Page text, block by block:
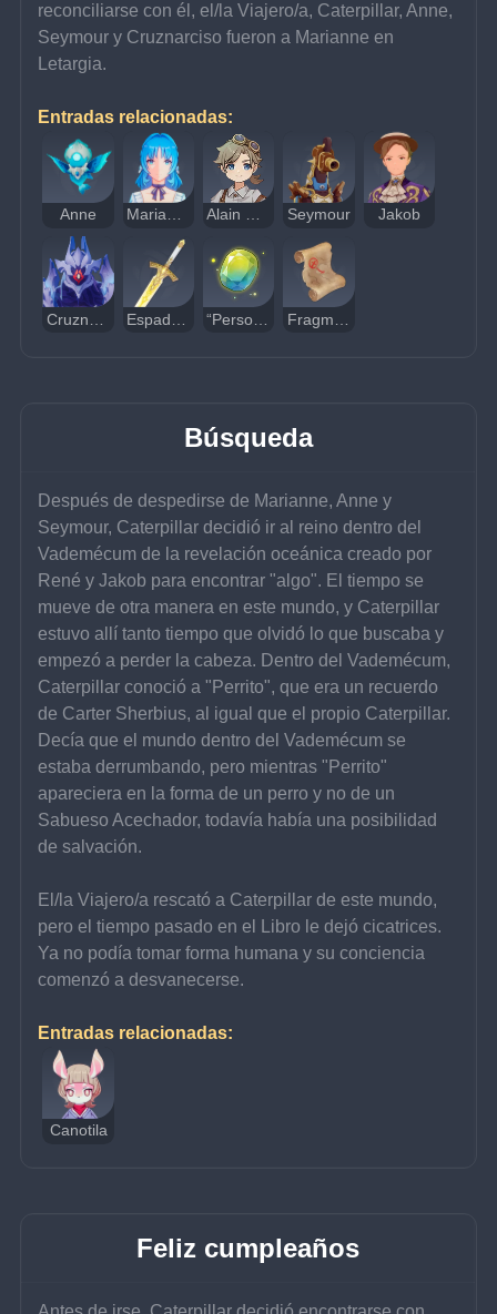
reconciliarse con él, el/la Viajero/a, Caterpillar, Anne,
Seymour y Cruznarciso fueron a Marianne en
Letargia.
Entradas relacionadas:
Anne Marianne Alain Guillotin Seymour Jakob
Búsqueda
Después de despedirse de Marianne, Anne y
Seymour, Caterpillar decidió ir al reino dentro del
Vademécum de la revelación oceánica creado por
René y Jakob para encontrar "algo". El tiempo se
mueve de otra manera en este mundo, y Caterpillar
estuvo allí tanto tiempo que olvidó lo que buscaba y
empezó a perder la cabeza. Dentro del Vademécum,
Caterpillar conoció a "Perrito", que era un recuerdo
de Carter Sherbius, al igual que el propio Caterpillar.
Decía que el mundo dentro del Vademécum se
estaba derrumbando, pero mientras "Perrito"
apareciera en la forma de un perro y no de un
Sabueso Acechador, todavía había una posibilidad
de salvación.
El/la Viajero/a rescató a Caterpillar de este mundo,
pero el tiempo pasado en el Libro le dejó cicatrices.
Ya no podía tomar forma humana y su conciencia
comenzó a desvanecerse.
Entradas relacionadas:
Canotila
Feliz cumpleaños